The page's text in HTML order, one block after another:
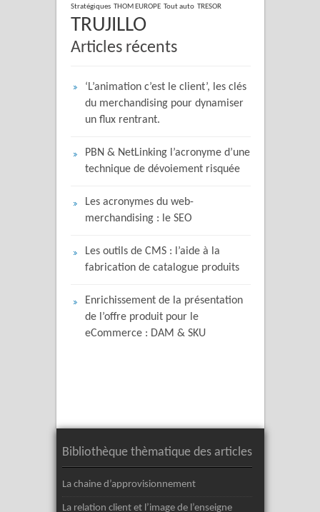
Stratégiques THOM EUROPE Tout auto TRESOR
TRUJILLO
Articles récents
‘L’animation c’est le client’, les clés
du merchandising pour dynamiser
un flux rentrant.
PBN & NetLinking l’acronyme d’une
technique de dévoiement risquée
Les acronymes du web-
merchandising : le SEO
Les outils de CMS : l’aide à la
fabrication de catalogue produits
Enrichissement de la présentation
de l’offre produit pour le
eCommerce : DAM & SKU
Bibliothèque thèmatique des articles
La chaine d’approvisionnement
La relation client et l’image de l’enseigne